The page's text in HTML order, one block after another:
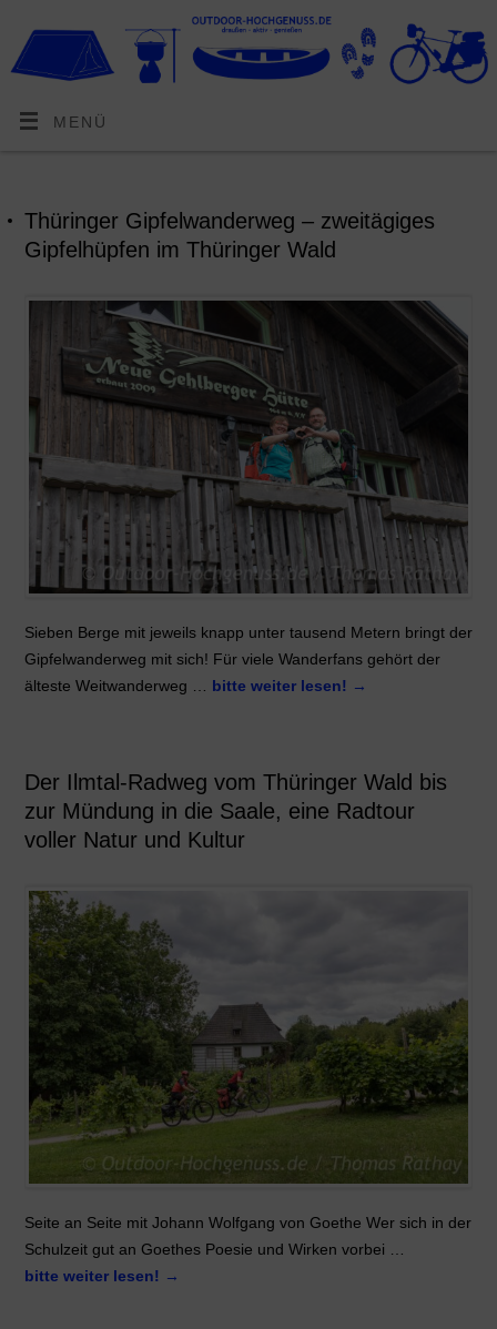
MENÜ
Thüringer Gipfelwanderweg – zweitägiges
Gipfelhüpfen im Thüringer Wald
Sieben Berge mit jeweils knapp unter tausend Metern bringt der
Gipfelwanderweg mit sich! Für viele Wanderfans gehört der
älteste Weitwanderweg … bitte weiter lesen! →
Der Ilmtal-Radweg vom Thüringer Wald bis
zur Mündung in die Saale, eine Radtour
voller Natur und Kultur
Seite an Seite mit Johann Wolfgang von Goethe Wer sich in der
Schulzeit gut an Goethes Poesie und Wirken vorbei …
bitte weiter lesen! →